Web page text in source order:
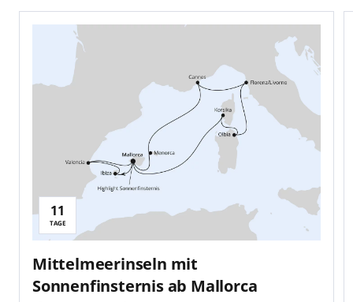
11
TAGE
Mittelmeerinseln mit
Sonnenfinsternis ab Mallorca